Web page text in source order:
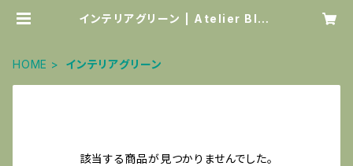
インテリアグリーン | Atelier Blue
HOME インテリアグリーン
該当する商品が見つかりませんでした。